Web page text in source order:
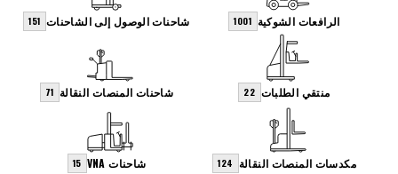
الرافعات الشوكية 1001 شاحنات الوصول إلى الشاحنات 151
منتقي الطلبات 22 شاحنات المنصات النقالة 71
مكدسات المنصات النقالة 124 شاحنات VNA 15